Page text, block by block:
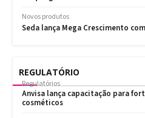
REGULATÓRIO
Regulatórios
Anvisa lança capacitação para
cosméticos